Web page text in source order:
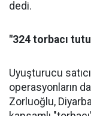
dedi.
"324 torbacı
Uyuşturucu
operasyonların
Zorluoğlu,